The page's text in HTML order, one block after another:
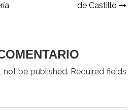
de Castillo
be published. Required fields